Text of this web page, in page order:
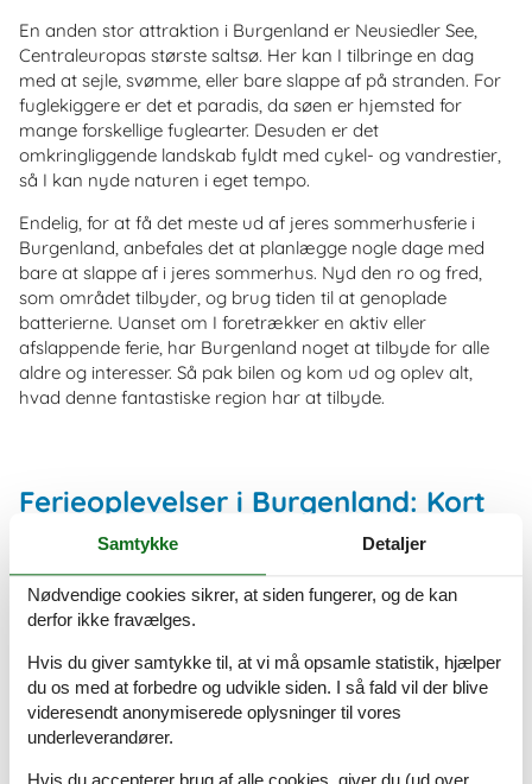
En anden stor attraktion i Burgenland er Neusiedler See,
Centraleuropas største saltsø. Her kan I tilbringe en dag
med at sejle, svømme, eller bare slappe af på stranden. For
fuglekiggere er det et paradis, da søen er hjemsted for
mange forskellige fuglearter. Desuden er det
omkringliggende landskab fyldt med cykel- og vandrestier,
så I kan nyde naturen i eget tempo.
Endelig, for at få det meste ud af jeres sommerhusferie i
Burgenland, anbefales det at planlægge nogle dage med
bare at slappe af i jeres sommerhus. Nyd den ro og fred,
som området tilbyder, og brug tiden til at genoplade
batterierne. Uanset om I foretrækker en aktiv eller
afslappende ferie, har Burgenland noget at tilbyde for alle
aldre og interesser. Så pak bilen og kom ud og oplev alt,
hvad denne fantastiske region har at tilbyde.
Ferieoplevelser i Burgenland: Kort
og godt
Schloss Esterházy – En imponerende barok palads i
Eisenstadt, som engang var hjemsted for den rige
Esterházy-familie
Familypark – En stor forlystelsespark med masser af
sjove attraktioner for børn og voksne
Seewinkel Nationalpark – Et fascinerende vådområde rig
på dyreliv, perfekt til vandreture og til at kigge efter fugle
Sonnenland Draisinentour – En sjov og unik måde at
opleve landskabet omkring Lutzmannsburg på, mens du
Samtykke Detaljer
Nødvendige cookies sikrer, at siden fungerer, og de kan
derfor ikke fravælges.
Hvis du giver samtykke til, at vi må opsamle statistik, hjælper
du os med at forbedre og udvikle siden. I så fald vil der blive
videresendt anonymiserede oplysninger til vores
underleverandører.